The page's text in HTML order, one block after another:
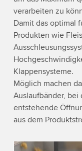
verarbeiten zu
Damit das optimal
Produkten wie
Klappensysteme.
Möglich machen
Auslaufbänder,
entstehende
aus dem